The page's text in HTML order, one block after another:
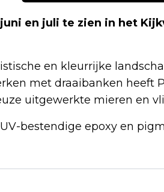
en juli te zien in het
en kleurrijke
met draaibanken heeft
uitgewerkte mieren en
bestendige epoxy en